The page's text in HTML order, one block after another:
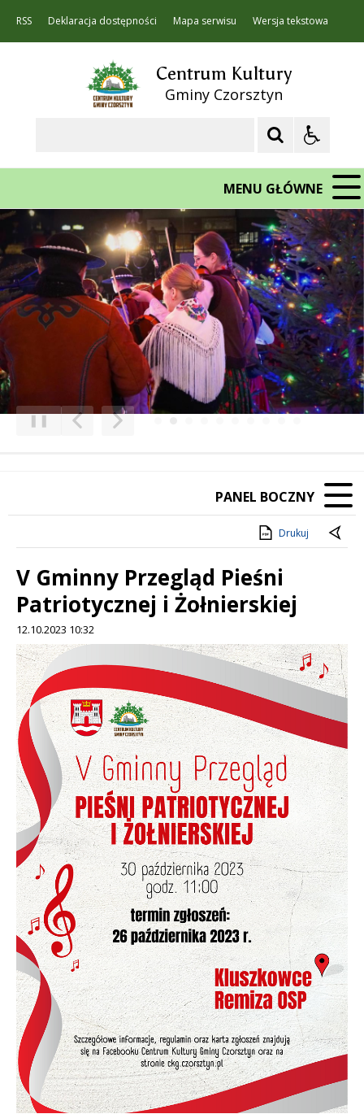
RSS Deklaracja dostępności Mapa serwisu Wersja tekstowa
Centrum Kultury
Gminy Czorsztyn
MENU GŁÓWNE
Poprzedni Element
Następny Element
❚❚
PANEL BOCZNY
Drukuj
V Gminny Przegląd Pieśni
Patriotycznej i Żołnierskiej
12.10.2023 10:32